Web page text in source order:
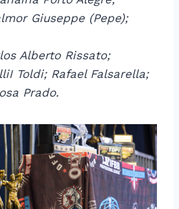
Giuseppe (Pepe);
Alberto Rissato;
Toldi; Rafael Falsarella;
Prado.